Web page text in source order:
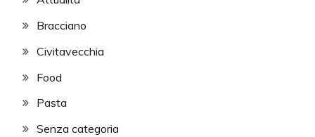
Bracciano
Civitavecchia
Food
Pasta
Senza categoria